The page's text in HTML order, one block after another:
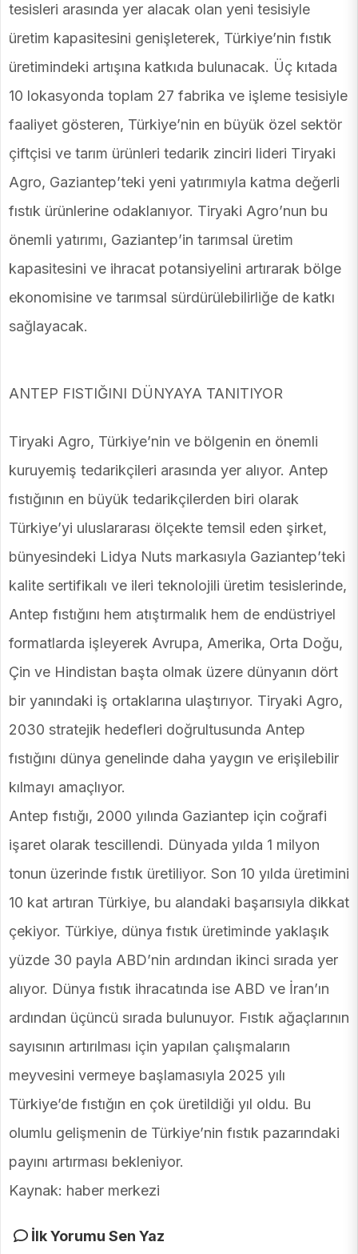
tesisleri arasında yer alacak olan yeni tesisiyle
üretim kapasitesini genişleterek, Türkiye’nin fıstık
üretimindeki artışına katkıda bulunacak. Üç kıtada
10 lokasyonda toplam 27 fabrika ve işleme tesisiyle
faaliyet gösteren, Türkiye’nin en büyük özel sektör
çiftçisi ve tarım ürünleri tedarik zinciri lideri Tiryaki
Agro, Gaziantep’teki yeni yatırımıyla katma değerli
fıstık ürünlerine odaklanıyor. Tiryaki Agro’nun bu
önemli yatırımı, Gaziantep’in tarımsal üretim
kapasitesini ve ihracat potansiyelini artırarak bölge
ekonomisine ve tarımsal sürdürülebilirliğe de katkı
sağlayacak.
ANTEP FISTIĞINI DÜNYAYA TANITIYOR
Tiryaki Agro, Türkiye’nin ve bölgenin en önemli
kuruyemiş tedarikçileri arasında yer alıyor. Antep
fıstığının en büyük tedarikçilerden biri olarak
Türkiye’yi uluslararası ölçekte temsil eden şirket,
bünyesindeki Lidya Nuts markasıyla Gaziantep’teki
kalite sertifikalı ve ileri teknolojili üretim tesislerinde,
Antep fıstığını hem atıştırmalık hem de endüstriyel
formatlarda işleyerek Avrupa, Amerika, Orta Doğu,
Çin ve Hindistan başta olmak üzere dünyanın dört
bir yanındaki iş ortaklarına ulaştırıyor. Tiryaki Agro,
2030 stratejik hedefleri doğrultusunda Antep
fıstığını dünya genelinde daha yaygın ve erişilebilir
kılmayı amaçlıyor.
Antep fıstığı, 2000 yılında Gaziantep için coğrafi
işaret olarak tescillendi. Dünyada yılda 1 milyon
tonun üzerinde fıstık üretiliyor. Son 10 yılda üretimini
10 kat artıran Türkiye, bu alandaki başarısıyla dikkat
çekiyor. Türkiye, dünya fıstık üretiminde yaklaşık
yüzde 30 payla ABD’nin ardından ikinci sırada yer
alıyor. Dünya fıstık ihracatında ise ABD ve İran’ın
ardından üçüncü sırada bulunuyor. Fıstık ağaçlarının
sayısının artırılması için yapılan çalışmaların
meyvesini vermeye başlamasıyla 2025 yılı
Türkiye’de fıstığın en çok üretildiği yıl oldu. Bu
olumlu gelişmenin de Türkiye’nin fıstık pazarındaki
payını artırması bekleniyor.
Kaynak: haber merkezi
İlk Yorumu Sen Yaz